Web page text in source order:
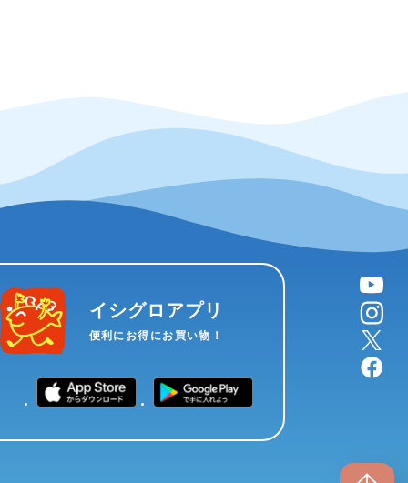
イシグロアプリ
便利にお得にお買い物！
YouTube
instagram
X
facebook